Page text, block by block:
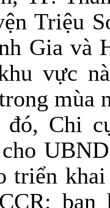
Triệu
Gia và
vực
mùa
Chi
triển
ban